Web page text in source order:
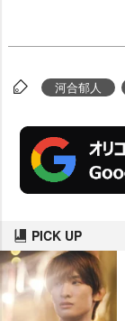
河合郁人
PICK UP